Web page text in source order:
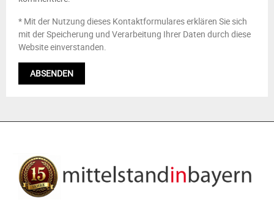
* Mit der Nutzung dieses Kontaktformulares erklären Sie sich
mit der Speicherung und Verarbeitung Ihrer Daten durch diese
Website einverstanden.